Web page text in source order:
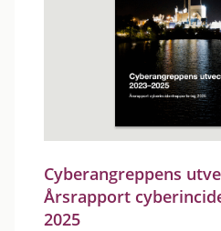
Cyberangreppens
Årsrapport
2025